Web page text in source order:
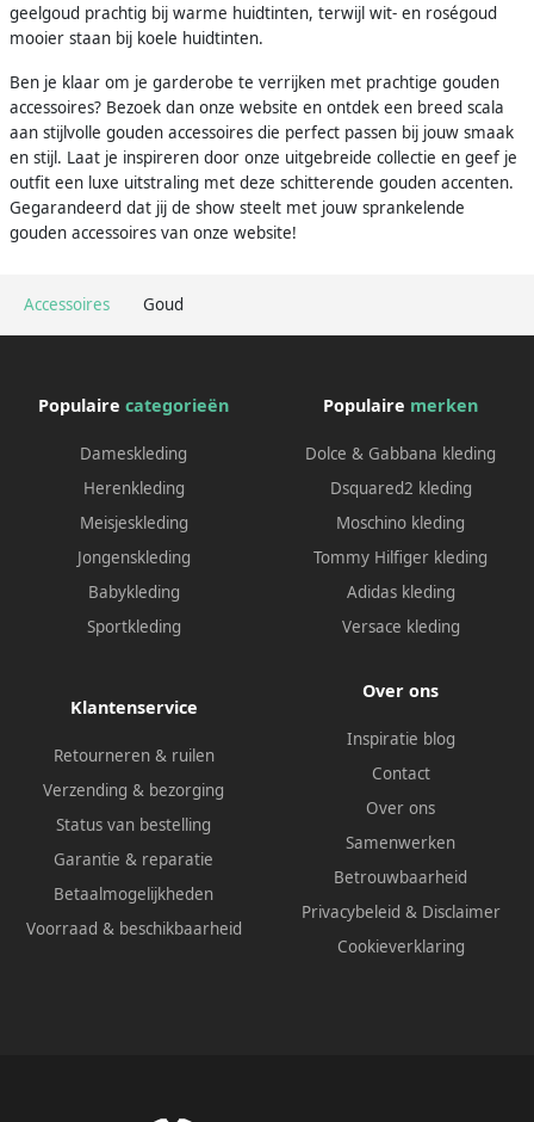
Accessoires Goud
geelgoud prachtig bij warme huidtinten, terwijl wit- en roségoud
mooier staan bij koele huidtinten.
Ben je klaar om je garderobe te verrijken met prachtige gouden
accessoires? Bezoek dan onze website en ontdek een breed scala
aan stijlvolle gouden accessoires die perfect passen bij jouw smaak
en stijl. Laat je inspireren door onze uitgebreide collectie en geef je
outfit een luxe uitstraling met deze schitterende gouden accenten.
Gegarandeerd dat jij de show steelt met jouw sprankelende
gouden accessoires van onze website!
Populaire categorieën
Dameskleding
Herenkleding
Meisjeskleding
Jongenskleding
Babykleding
Sportkleding
Populaire merken
Dolce & Gabbana kleding
Dsquared2 kleding
Moschino kleding
Tommy Hilfiger kleding
Adidas kleding
Versace kleding
Klantenservice
Retourneren & ruilen
Verzending & bezorging
Status van bestelling
Garantie & reparatie
Betaalmogelijkheden
Voorraad & beschikbaarheid
Over ons
Inspiratie blog
Contact
Over ons
Samenwerken
Betrouwbaarheid
Privacybeleid & Disclaimer
Cookieverklaring